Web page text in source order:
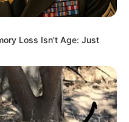
Land
in Bayern
Land mit
Bergen der Kalkalpen
kaum berührten
Loss Isn't Age: Just